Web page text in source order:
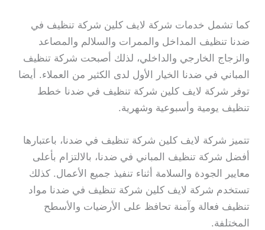
كما تشمل خدمات شركة لايف كلين شركة تنظيف في
ضدنا تنظيف المداخل والممرات والسلالم والمصاعد
والزجاج الخارجي والداخلي، لذلك أصبحت شركة تنظيف
المباني في ضدنا الخيار الأول لدى الكثير من العملاء. أيضا
توفر شركة لايف كلين شركة تنظيف في ضدنا خطط
تنظيف يومية وأسبوعية وشهرية.
تتميز شركة لايف كلين شركة تنظيف في ضدنا، باعتبارها
أفضل شركة تنظيف المباني في ضدنا، بالالتزام بأعلى
معايير الجودة والسلامة أثناء تنفيذ جميع الأعمال. كذلك
تستخدم شركة لايف كلين شركة تنظيف في ضدنا مواد
تنظيف فعالة وآمنة تحافظ على الأرضيات والأسطح
المختلفة.